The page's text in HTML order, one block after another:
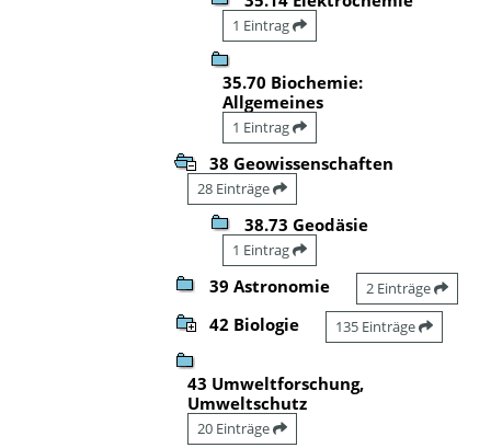
1 Eintrag
35.70 Biochemie:
Allgemeines
1 Eintrag
38 Geowissenschaften
28 Einträge
38.73 Geodäsie
1 Eintrag
39 Astronomie 2 Einträge
42 Biologie 135 Einträge
43 Umweltforschung,
Umweltschutz
20 Einträge